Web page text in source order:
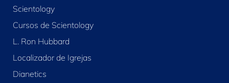
Scientology
Cursos de Scientology
L. Ron Hubbard
Localizador de Igrejas
Dianetics